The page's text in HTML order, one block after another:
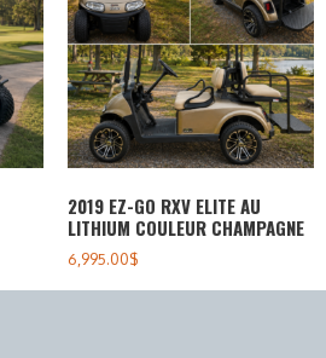
2019 EZ-GO RXV ELITE AU
LITHIUM COULEUR CHAMPAGNE
6,995.00$